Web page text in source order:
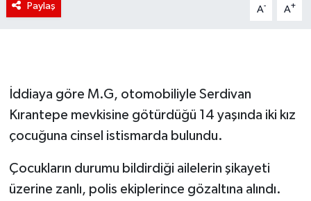
Paylaş A- A+
İddiaya göre M.G, otomobiliyle Serdivan
Kırantepe mevkisine götürdüğü 14 yaşında iki kız
çocuğuna cinsel istismarda bulundu.
Çocukların durumu bildirdiği ailelerin şikayeti
üzerine zanlı, polis ekiplerince gözaltına alındı.